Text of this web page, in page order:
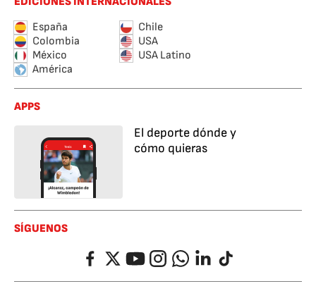
España
Chile
Colombia
USA
México
USA Latino
América
APPS
El deporte dónde y
cómo quieras
SÍGUENOS
FacebookTwitterYouTubeInstagramWhatsappLinkedIn
TikTok